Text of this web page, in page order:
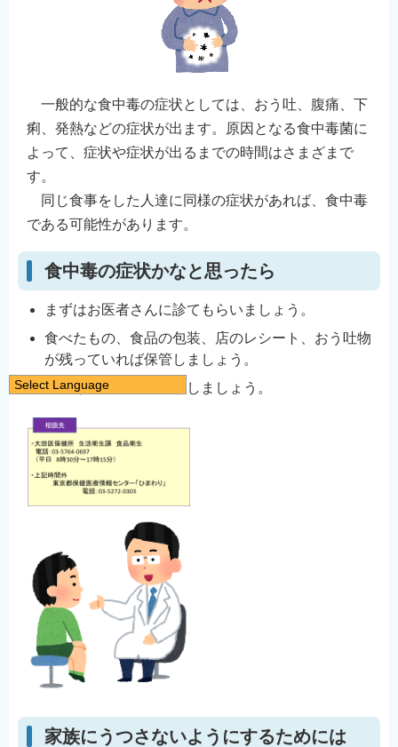
一般的な食中毒の症状としては、おう吐、腹痛、下
痢、発熱などの症状が出ます。原因となる食中毒菌に
よって、症状や症状が出るまでの時間はさまざまで
す。
同じ食事をした人達に同様の症状があれば、食中毒
である可能性があります。
食中毒の症状かなと思ったら
まずはお医者さんに診てもらいましょう。
食べたもの、食品の包装、店のレシート、おう吐物
が残っていれば保管しましょう。
最寄りの保健所に相談しましょう。
家族にうつさないようにするためには
Select Language
English
简体中文
繁體中文
Filipino